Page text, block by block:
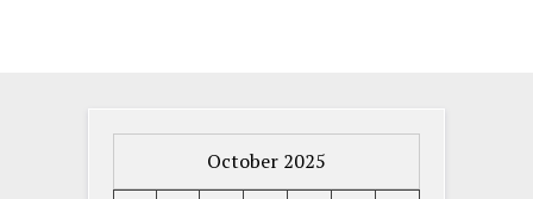
October 2025